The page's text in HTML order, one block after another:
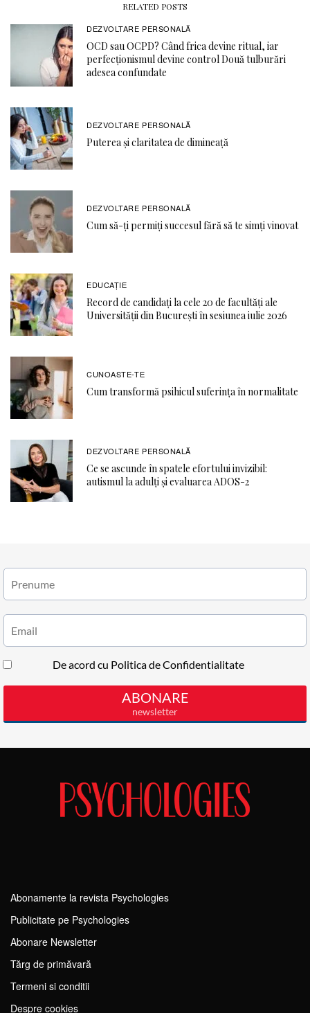
RELATED POSTS
DEZVOLTARE PERSONALĂ
OCD sau OCPD? Când frica devine ritual, iar
perfecționismul devine control Două tulburări
adesea confundate
DEZVOLTARE PERSONALĂ
Puterea și claritatea de dimineață
DEZVOLTARE PERSONALĂ
Cum să-ți permiți succesul fără să te simți vinovat
EDUCAŢIE
Record de candidați la cele 20 de facultăți ale
Universității din București în sesiunea iulie 2026
CUNOASTE-TE
Cum transformă psihicul suferința în normalitate
DEZVOLTARE PERSONALĂ
Ce se ascunde în spatele efortului invizibil:
autismul la adulți și evaluarea ADOS-2
Abonamente la revista Psychologies
Publicitate pe Psychologies
Abonare Newsletter
Tărg de primăvară
Termeni si conditii
Despre cookies